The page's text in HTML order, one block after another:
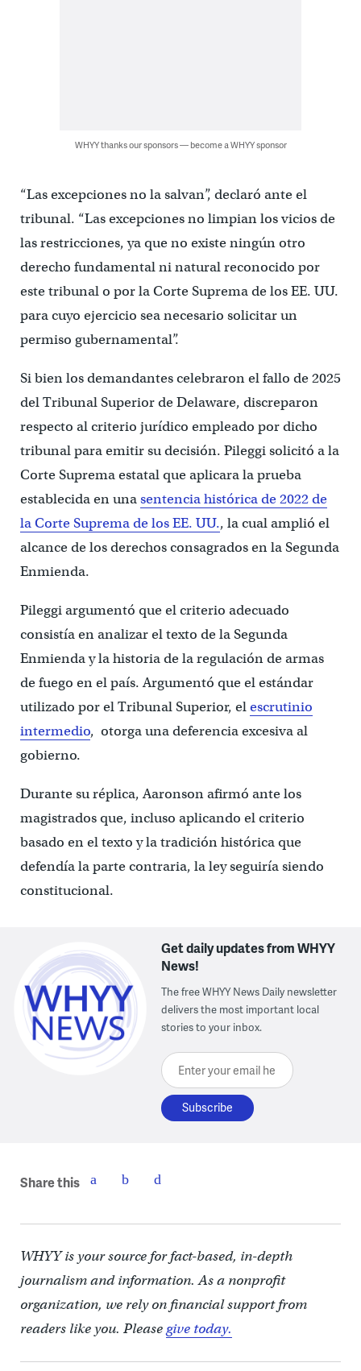
WHYY thanks our sponsors — become a WHYY sponsor
“Las excepciones no la salvan”, declaró ante el
tribunal. “Las excepciones no limpian los vicios de
las restricciones, ya que no existe ningún otro
derecho fundamental ni natural reconocido por
este tribunal o por la Corte Suprema de los EE. UU.
para cuyo ejercicio sea necesario solicitar un
permiso gubernamental”.
Si bien los demandantes celebraron el fallo de 2025
del Tribunal Superior de Delaware, discreparon
respecto al criterio jurídico empleado por dicho
tribunal para emitir su decisión. Pileggi solicitó a la
Corte Suprema estatal que aplicara la prueba
establecida en unasentencia histórica de 2022 de
la Corte Suprema de los EE. UU., la cual amplió el
alcance de los derechos consagrados en la Segunda
Enmienda.
Pileggi argumentó que el criterio adecuado
consistía en analizar el texto de la Segunda
Enmienda y la historia de la regulación de armas
de fuego en el país. Argumentó que el estándar
utilizado por el Tribunal Superior, elescrutinio
intermedio, otorga una deferencia excesiva al
gobierno.
Durante su réplica, Aaronson afirmó ante los
magistrados que, incluso aplicando el criterio
basado en el texto y la tradición histórica que
defendía la parte contraria, la ley seguiría siendo
constitucional.
Get daily updates from WHYY
News!
The free WHYY News Daily newsletter
delivers the most important local
stories to your inbox.
Enter your email here
Share this
WHYY is your source for fact-based, in-depth
journalism and information. As a nonprofit
organization, we rely on financial support from
readers like you. Pleasegive today.